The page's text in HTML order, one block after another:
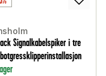
Signalkabelspiker i tre